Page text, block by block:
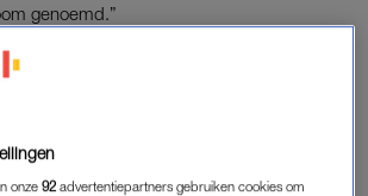
genoemd.”
is de minst kwaadaardige vorm van
jaarlijks ontdekt bij 48.000 mensen. “Dit
zaait bijna nooit uit en is goed te
komt steeds vaker voor bij
onze92 advertentiepartners gebruiken cookies om